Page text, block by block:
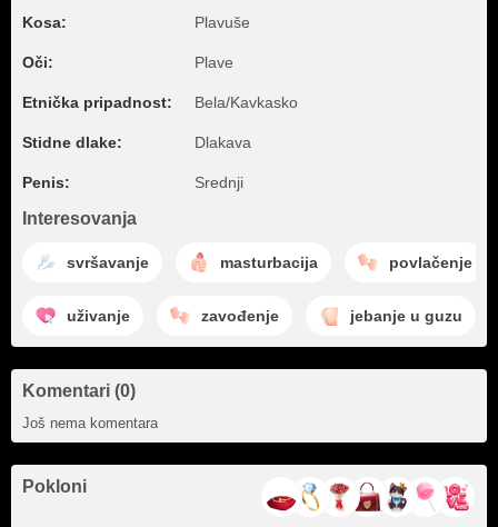
Kosa: Plavuše
Oči: Plave
Etnička pripadnost: Bela/Kavkasko
Stidne dlake: Dlakava
Penis: Srednji
Interesovanja
svršavanje masturbacija povlačenje
uživanje zavođenje jebanje u guzu
Komentari (0)
Još nema komentara
Pokloni